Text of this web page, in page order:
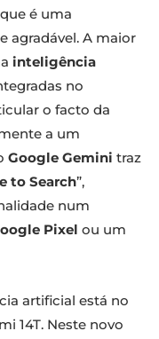
é uma
agradável. A maior
inteligência
no
o facto da
a um
Google Gemini traz
to Search”,
num
Pixel ou um
artificial está no
14T. Neste novo